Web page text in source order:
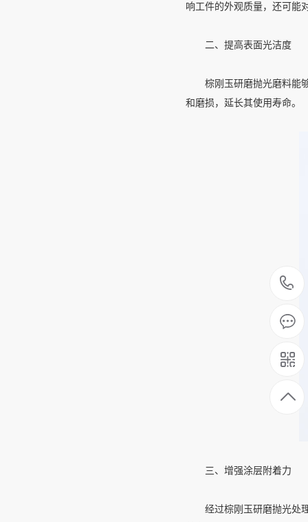
响工件的外观质量，还可能
二、提高表面光洁度
棕刚玉研磨抛光磨料能够
和磨损，延长其使用寿命。
三、增强涂层附着力
经过棕刚玉研磨抛光处理